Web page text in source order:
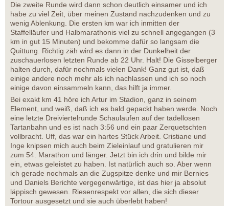
Die zweite Runde wird dann schon deutlich einsamer und ich
habe zu viel Zeit, über meinen Zustand nachzudenken und zu
wenig Ablenkung. Die ersten km war ich inmitten der
Staffelläufer und Halbmarathonis viel zu schnell angegangen (3
km in gut 15 Minuten) und bekomme dafür so langsam die
Quittung. Richtig zäh wird es dann in der Dunkelheit der
zuschauerlosen letzten Runde ab 22 Uhr. Halt! Die Gisselberger
halten durch, dafür nochmals vielen Dank! Ganz gut ist, daß
einige andere noch mehr als ich nachlassen und ich so noch
einige davon einsammeln kann, das hilft ja immer.
Bei exakt km 41 höre ich Artur im Stadion, ganz in seinem
Element, und weiß, daß ich es bald gepackt haben werde. Noch
eine letzte Dreiviertelrunde Schaulaufen auf der tadellosen
Tartanbahn und es ist nach 3:56 und ein paar Zerquetschten
vollbracht. Uff, das war ein hartes Stück Arbeit. Cristiane und
Inge knipsen mich auch beim Zieleinlauf und gratulieren mir
zum 54. Marathon und länger. Jetzt bin ich drin und bilde mir
ein, etwas geleistet zu haben. Ist natürlich auch so. Aber wenn
ich gerade nochmals an die Zugspitze denke und mir Bernies
und Daniels Berichte vergegenwärtige, ist das hier ja absolut
läppisch gewesen. Riesenrespekt vor allen, die sich dieser
Tortour ausgesetzt und sie auch überlebt haben!